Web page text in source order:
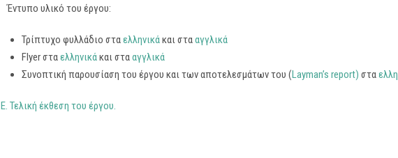
Έντυπο υλικό του έργου:
Τρίπτυχο φυλλάδιο σταελληνικάκαι στααγγλικά
Flyer σταελληνικάκαι στααγγλικά
Συνοπτική παρουσίαση του έργου και των αποτελεσμάτων του (Layman’s report) στα
E. Τελική έκθεση του έργου.